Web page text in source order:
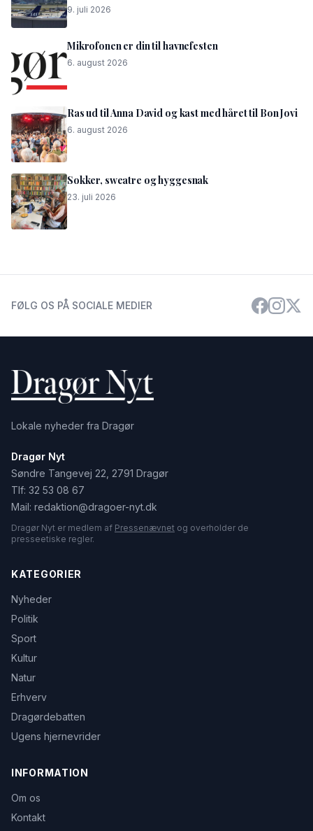
9. juli 2026
Mikrofonen er din til havnefesten
6. august 2026
Ras ud til Anna David og kast med håret til Bon Jovi
6. august 2026
Sokker, sweatre og hyggesnak
23. juli 2026
FØLG OS PÅ SOCIALE MEDIER
Lokale nyheder fra Dragør
Dragør Nyt
Søndre Tangevej 22, 2791 Dragør
Tlf: 32 53 08 67
Mail: redaktion@dragoer-nyt.dk
Dragør Nyt er medlem af Pressenævnet og overholder de
presseetiske regler.
KATEGORIER
Nyheder
Politik
Sport
Kultur
Natur
Erhverv
Dragørdebatten
Ugens hjernevrider
INFORMATION
Om os
Kontakt